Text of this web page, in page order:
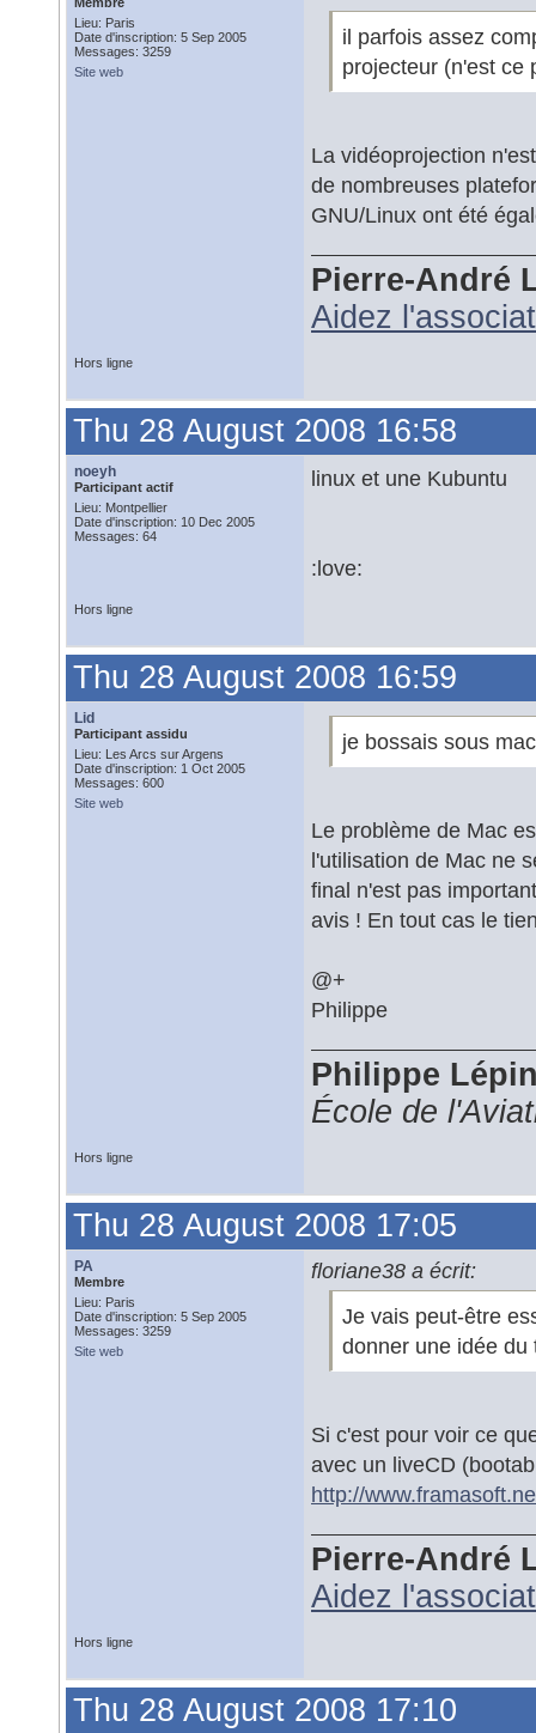
Lieu: Paris
Date d'inscription: 5 Sep 2005
Messages: 3259
Site web
il parfois assez
projecteur (n'est ce
La vidéoprojection
de nombreuses
GNU/Linux ont été
Pierre-André
Aidez
Hors ligne
Thu 28 August 2008 16:58
noeyh
Participant actif
Lieu: Montpellier
Date d'inscription: 10 Dec 2005
Messages: 64
linux et une Kubuntu
:love:
Hors ligne
Thu 28 August 2008 16:59
Lid
Participant assidu
Lieu: Les Arcs sur Argens
Date d'inscription: 1 Oct 2005
Messages: 600
Site web
je bossais sous
Le problème de Mac
l'utilisation de Mac ne
final n'est pas
avis ! En tout cas le
@+
Philippe
Philippe
École de
Hors ligne
Thu 28 August 2008 17:05
PA
Membre
Lieu: Paris
Date d'inscription: 5 Sep 2005
Messages: 3259
Site web
floriane38 a écrit:
Je vais peut-être
donner une idée du
Si c'est pour voir ce
avec un liveCD
http://
Pierre-André
Aidez
Hors ligne
Thu 28 August 2008 17:10